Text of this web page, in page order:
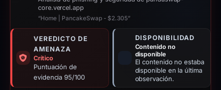
core.vercel.app
“Home | PancakeSwap - $2.305”
VEREDICTO DE
AMENAZA
Crítico
Puntuación de
evidencia 95/100
DISPONIBILIDAD
Contenido no
disponible
El contenido no estaba
disponible en la última
observación.